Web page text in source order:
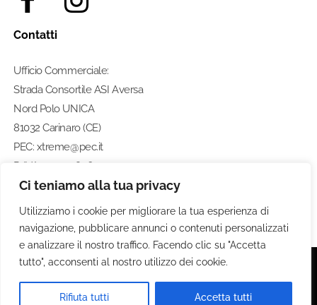
Ci teniamo alla tua privacy
Utilizziamo i cookie per migliorare la tua esperienza di
navigazione, pubblicare annunci o contenuti personalizzati
e analizzare il nostro traffico. Facendo clic su "Accetta
tutto", acconsenti al nostro utilizzo dei cookie.
Rifiuta tutti Accetta tutti
Contatti
Ufficio Commerciale:
Strada Consortile ASI Aversa
Nord Polo UNICA
81032 Carinaro (CE)
PEC: xtreme@pec.it
P. IVA: 07274580633
Numero di telefono:
0812462211
Privacy Policy . Termini e Condizioni